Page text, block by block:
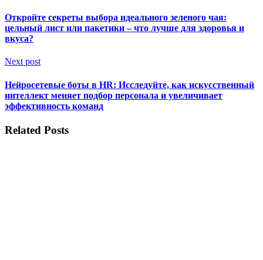
Откройте секреты выбора идеального зеленого чая:
цельный лист или пакетики – что лучше для здоровья и
вкуса?
Next post
Нейросетевые боты в HR: Исследуйте, как искусственный
интеллект меняет подбор персонала и увеличивает
эффективность команд
Related Posts